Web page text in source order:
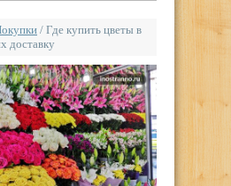
/ Где купить цветы в
доставку